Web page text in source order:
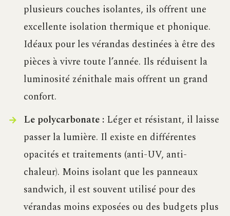
plusieurs couches isolantes, ils offrent une
excellente isolation thermique et phonique.
Idéaux pour les vérandas destinées à être des
pièces à vivre toute l’année. Ils réduisent la
luminosité zénithale mais offrent un grand
confort.
Le polycarbonate :Léger et résistant, il laisse
passer la lumière. Il existe en différentes
opacités et traitements (anti-UV, anti-
chaleur). Moins isolant que les panneaux
sandwich, il est souvent utilisé pour des
vérandas moins exposées ou des budgets plus